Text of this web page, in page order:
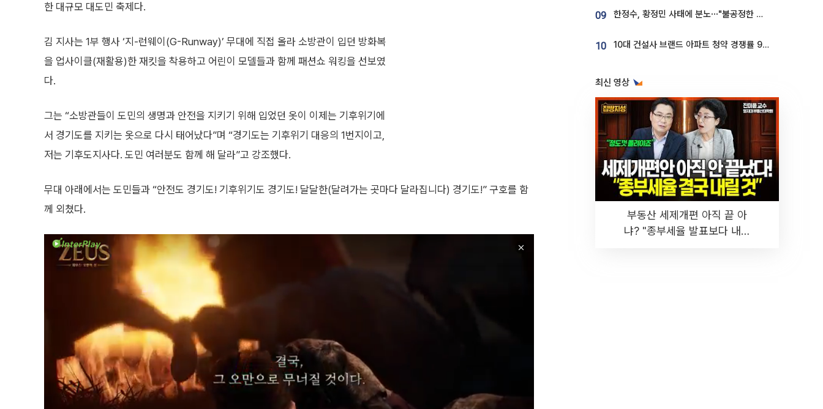
한 대규모 대도민 축제다.
김 지사는 1부 행사 ‘지-런웨이(G-Runway)’ 무대에 직접 올라 소방관이 입던 방화복
을 업사이클(재활용)한 재킷을 착용하고 어린이 모델들과 함께 패션쇼 워킹을 선보였
다.
그는 “소방관들이 도민의 생명과 안전을 지키기 위해 입었던 옷이 이제는 기후위기에
서 경기도를 지키는 옷으로 다시 태어났다”며 “경기도는 기후위기 대응의 1번지이고,
저는 기후도지사다. 도민 여러분도 함께 해 달라”고 강조했다.
무대 아래에서는 도민들과 “안전도 경기도! 기후위기도 경기도! 달달한(달려가는 곳마다 달라집니다) 경기도!” 구호를 함
께 외쳤다.
09 한정수, 황정민 사태에 분노⋯"불공정한 게임, 폭로자도 오픈 하라"
10 10대 건설사 브랜드 아파트 청약 경쟁률 9.85대 1…일반 단지의 4배
최신 영상
부동산 세제개편 아직 끝 아
냐? "종부세율 발표보다 내릴